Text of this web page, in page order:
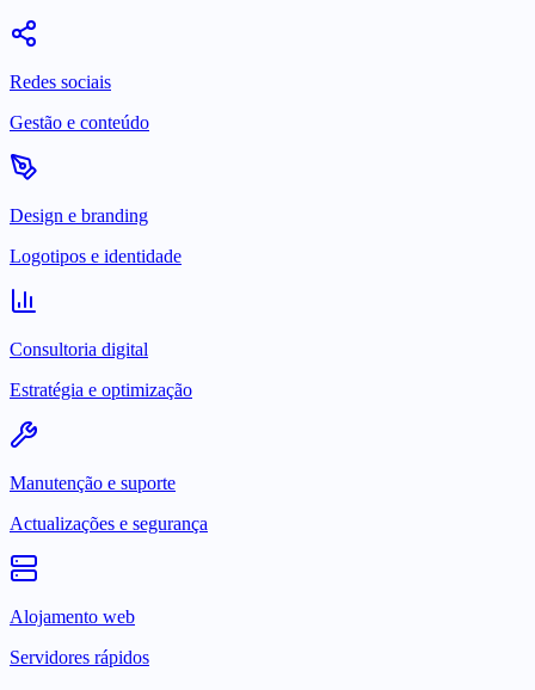
Redes sociais
Gestão e conteúdo
Design e branding
Logotipos e identidade
Consultoria digital
Estratégia e optimização
Manutenção e suporte
Actualizações e segurança
Alojamento web
Servidores rápidos